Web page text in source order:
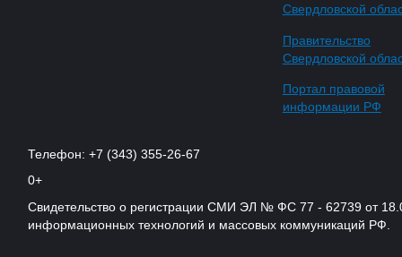
Свердловской
Правительство
Свердловской
Портал правовой
информации РФ
Телефон: +7 (343) 355-26-67
0+
Свидетельство о регистрации СМИ ЭЛ № ФС 77 - 62739 от
информационных технологий и массовых коммуникаций РФ.